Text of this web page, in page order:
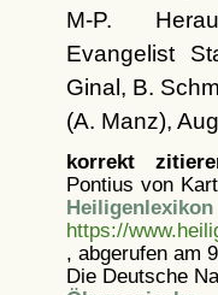
M-P.
Evangelist
Ginal, B.
(A. Manz),
korrekt
Pontius von
Heiligenlexikon
https://
, abgerufen am
Die Deutsche